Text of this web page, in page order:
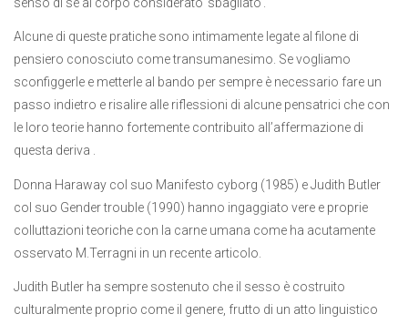
Alcune di queste pratiche sono intimamente legate al filone di
pensiero conosciuto come transumanesimo. Se vogliamo
sconfiggerle e metterle al bando per sempre è necessario fare un
passo indietro e risalire alle riflessioni di alcune pensatrici che con
le loro teorie hanno fortemente contribuito all’affermazione di
questa deriva .
Donna Haraway col suo Manifesto cyborg (1985) e Judith Butler
col suo Gender trouble (1990) hanno ingaggiato vere e proprie
colluttazioni teoriche con la carne umana come ha acutamente
osservato M.Terragni in un recente articolo.
Judith Butler ha sempre sostenuto che il sesso è costruito
culturalmente proprio come il genere, frutto di un atto linguistico